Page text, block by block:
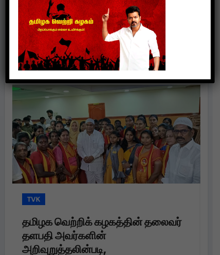
Politics
TVK
தமிழக வெற்றிக் கழகத்தின் தலைவர்
தளபதி அவர்களின்
அறிவுறுத்தலின்படி,